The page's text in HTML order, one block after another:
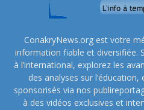
ConakryNews.org est votre
information fiable et diversifiée.
à l’international, explorez les
des analyses sur
sponsorisés via nos
à des vidéos exclusives et